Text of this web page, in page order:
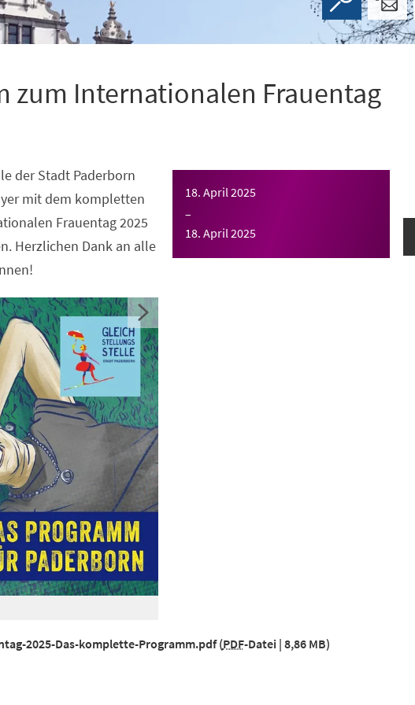
zum Internationalen Frauentag
18. April 2025
–
18. April 2025
der Stadt Paderborn
mit dem kompletten
Frauentag 2025
Herzlichen Dank an alle
2025-Das-komplette-Programm.pdf PDF-Datei 8,86 MB